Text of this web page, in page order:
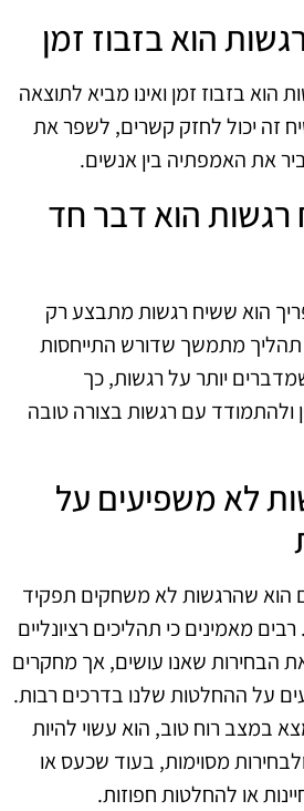
הוא בזבוז זמן ואינו מביא לתוצאה
זה יכול לחזק קשרים, לשפר את
את האמפתיה בין אנשים.
שיח רגשות הוא דבר חד
הוא ששיח רגשות מתבצע רק
מתמשך שדורש התייחסות
יותר על רגשות, כך
ולהתמודד עם רגשות בצורה טובה
רגשות לא משפיעים על
הוא שהרגשות לא משחקים תפקיד
מאמינים כי תהליכים רציונליים
הבחירות שאנו עושים, אך מחקרים
על ההחלטות שלנו בדרכים רבות.
במצב רוח טוב, הוא עשוי להיות
מסוימות, בעוד שכעס או
או להחלטות חפוזות.